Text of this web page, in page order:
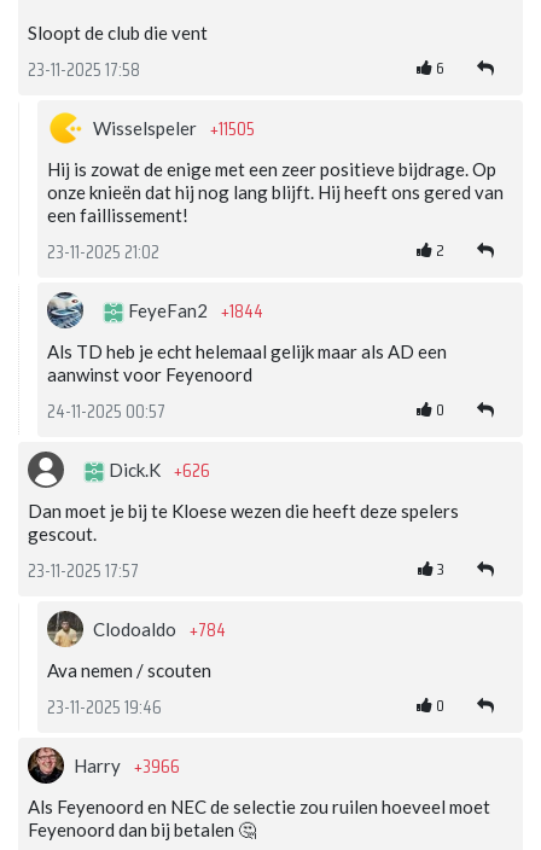
Sloopt de club die vent
23-11-2025 17:58 6
Wisselspeler +11505
Hij is zowat de enige met een zeer positieve bijdrage. Op
onze knieën dat hij nog lang blijft. Hij heeft ons gered van
een faillissement!
23-11-2025 21:02 2
FeyeFan2 +1844
Als TD heb je echt helemaal gelijk maar als AD een
aanwinst voor Feyenoord
24-11-2025 00:57 0
Dick.K +626
Dan moet je bij te Kloese wezen die heeft deze spelers
gescout.
23-11-2025 17:57 3
Clodoaldo +784
Ava nemen / scouten
23-11-2025 19:46 0
Harry +3966
Als Feyenoord en NEC de selectie zou ruilen hoeveel moet
Feyenoord dan bij betalen 🤔